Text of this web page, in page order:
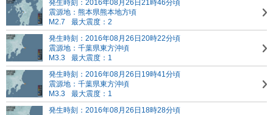
発生時刻：2016年08月26日21時46分頃
震源地：熊本県熊本地方頃
M2.7
最大震度：2
発生時刻：2016年08月26日20時22分頃
震源地：千葉県東方沖頃
M3.3
最大震度：1
発生時刻：2016年08月26日19時41分頃
震源地：千葉県東方沖頃
M3.3
最大震度：1
発生時刻：2016年08月26日18時28分頃